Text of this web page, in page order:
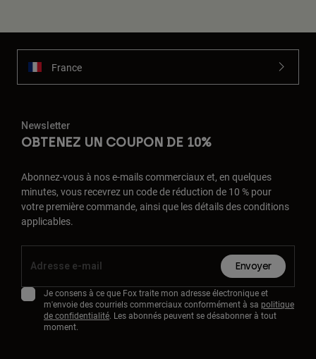
France
Newsletter
OBTENEZ UN COUPON DE 10%
Abonnez-vous à nos e-mails commerciaux et, en quelques
minutes, vous recevrez un code de réduction de 10 % pour
votre première commande, ainsi que les détails des conditions
applicables.
Envoyer
Je consens à ce que Fox traite mon adresse électronique et
m'envoie des courriels commerciaux conformément à sa politique
de confidentialité. Les abonnés peuvent se désabonner à tout
moment.